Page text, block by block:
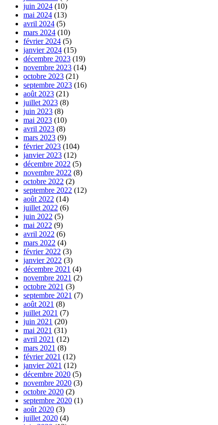
juin 2024 (10)
mai 2024 (13)
avril 2024 (5)
mars 2024 (10)
février 2024 (5)
janvier 2024 (15)
décembre 2023 (19)
novembre 2023 (14)
octobre 2023 (21)
septembre 2023 (16)
août 2023 (21)
juillet 2023 (8)
juin 2023 (8)
mai 2023 (10)
avril 2023 (8)
mars 2023 (9)
février 2023 (104)
janvier 2023 (12)
décembre 2022 (5)
novembre 2022 (8)
octobre 2022 (2)
septembre 2022 (12)
août 2022 (14)
juillet 2022 (6)
juin 2022 (5)
mai 2022 (9)
avril 2022 (6)
mars 2022 (4)
février 2022 (3)
janvier 2022 (3)
décembre 2021 (4)
novembre 2021 (2)
octobre 2021 (3)
septembre 2021 (7)
août 2021 (8)
juillet 2021 (7)
juin 2021 (20)
mai 2021 (31)
avril 2021 (12)
mars 2021 (8)
février 2021 (12)
janvier 2021 (12)
décembre 2020 (5)
novembre 2020 (3)
octobre 2020 (2)
septembre 2020 (1)
août 2020 (3)
juillet 2020 (4)